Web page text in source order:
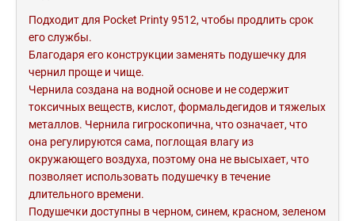
Подходит для Pocket Printy 9512, чтобы продлить срок
его службы.
Благодаря его конструкции заменять подушечку для
чернил проще и чище.
Чернила создана на водной основе и не содержит
токсичных веществ, кислот, формальдегидов и тяжелых
металлов. Чернила гигроскопична, что означает, что
она регулируются сама, поглощая влагу из
окружающего воздуха, поэтому она не высыхает, что
позволяет использовать подушечку в течение
длительного времени.
Подушечки доступны в черном, синем, красном, зеленом